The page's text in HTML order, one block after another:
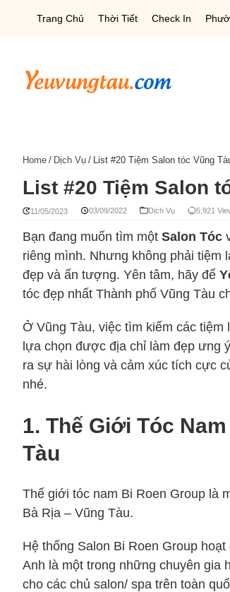
Trang Chủ Thời Tiết Check In
Home / Dịch Vụ / List #20 Tiệm Salon tóc Vũng
List #20 Tiệm Salon
11/05/2023 03/09/2022 Dịch Vụ 5,921
Bạn đang muốn tìm một Salon Tóc
riêng mình. Nhưng không phải tiệm
đẹp và ấn tượng. Yên tâm, hãy để
tóc đẹp nhất Thành phố Vũng Tàu
Ở Vũng Tàu, việc tìm kiếm các
lựa chọn được địa chỉ làm đẹp ưng
ra sự hài lòng và cảm xúc tích cực
nhé.
1. Thế Giới Tóc
Tàu
Thế giới tóc nam Bi Roen Group là
Bà Rịa – Vũng Tàu.
Hệ thống Salon Bi Roen Group
Anh là một trong những chuyên gia
cho các chủ salon/ spa trên toàn